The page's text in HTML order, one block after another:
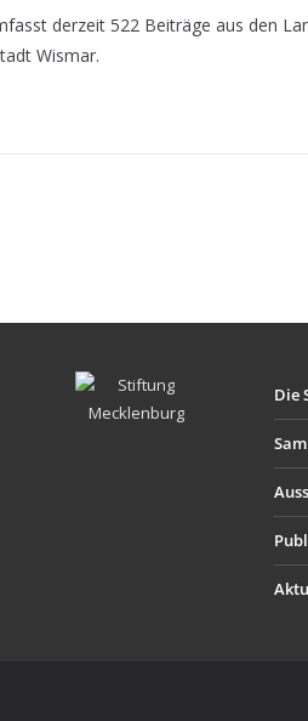
derzeit 522 Beiträge aus den
Wismar.
Die